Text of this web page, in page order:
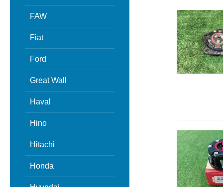
FAW
Fiat
Ford
Great Wall
Haval
Hino
Hitachi
Honda